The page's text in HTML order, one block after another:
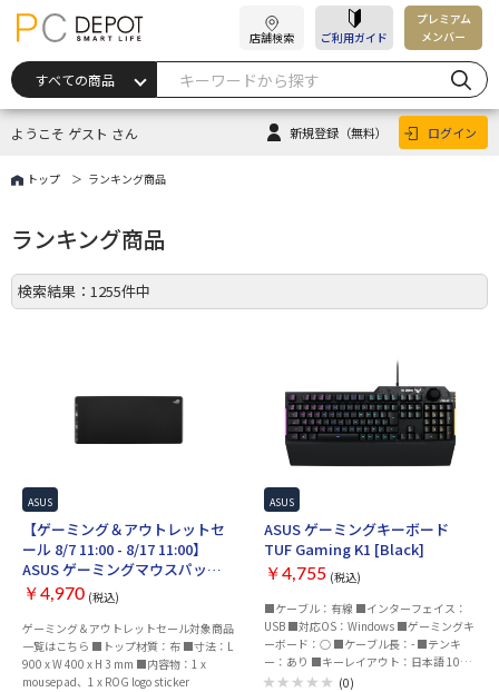
店舗検索 ご利用ガイド
プレミアム
メンバー
ようこそ ゲスト さん 新規登録 （無料） ログイン
トップ ランキング商品
ランキング商品
検索結果：1255件中
ASUS
【ゲーミング＆アウトレットセ
ール 8/7 11:00 - 8/17 11:00】
ASUS ゲーミングマウスパッド
[ROG/HONE/ACE/XXL]
￥4,970 (税込)
ゲーミング＆アウトレットセール対象商品
一覧はこちら ■トップ材質：布 ■寸法：L
900 x W 400 x H 3 mm ■内容物：1 x
mousepad、1 x ROG logo sticker
ASUS
ASUS ゲーミングキーボード
TUF Gaming K1 [Black]
￥4,755 (税込)
■ケーブル：有線 ■インターフェイス：
USB ■対応OS：Windows ■ゲーミングキ
ーボード：○ ■ケーブル長：- ■テンキ
ー：あり ■キーレイアウト：日本語 100%
■キースイッチ：メンブレン ■軸の種
(0)